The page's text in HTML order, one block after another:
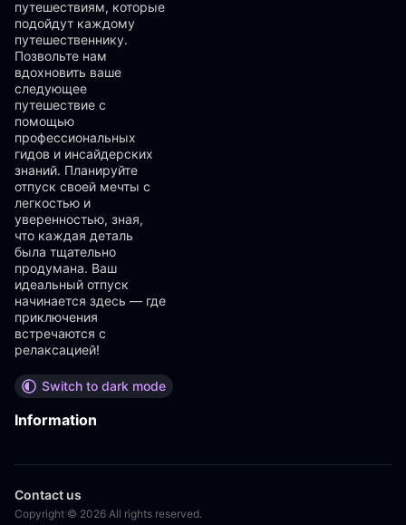
путешествиям, которые
подойдут каждому
путешественнику.
Позвольте нам
вдохновить ваше
следующее
путешествие с
помощью
профессиональных
гидов и инсайдерских
знаний. Планируйте
отпуск своей мечты с
легкостью и
уверенностью, зная,
что каждая деталь
была тщательно
продумана. Ваш
идеальный отпуск
начинается здесь — где
приключения
встречаются с
релаксацией!
Switch to dark mode
Information
Contact us
Copyright © 2026 All rights reserved.